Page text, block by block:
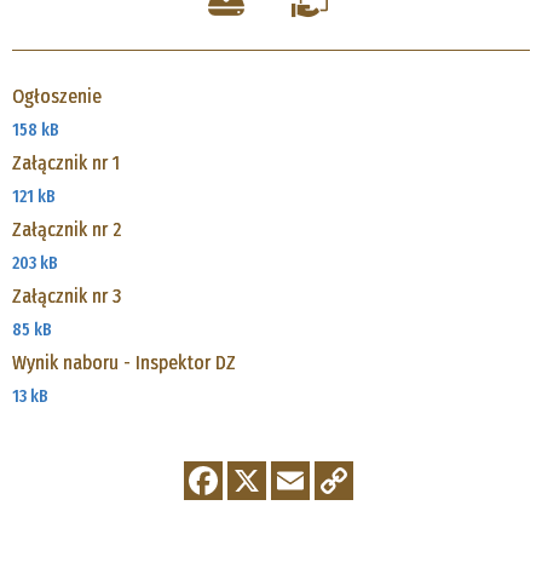
Ogłoszenie
158 kB
Załącznik nr 1
121 kB
Załącznik nr 2
203 kB
Załącznik nr 3
85 kB
Wynik naboru - Inspektor DZ
13 kB